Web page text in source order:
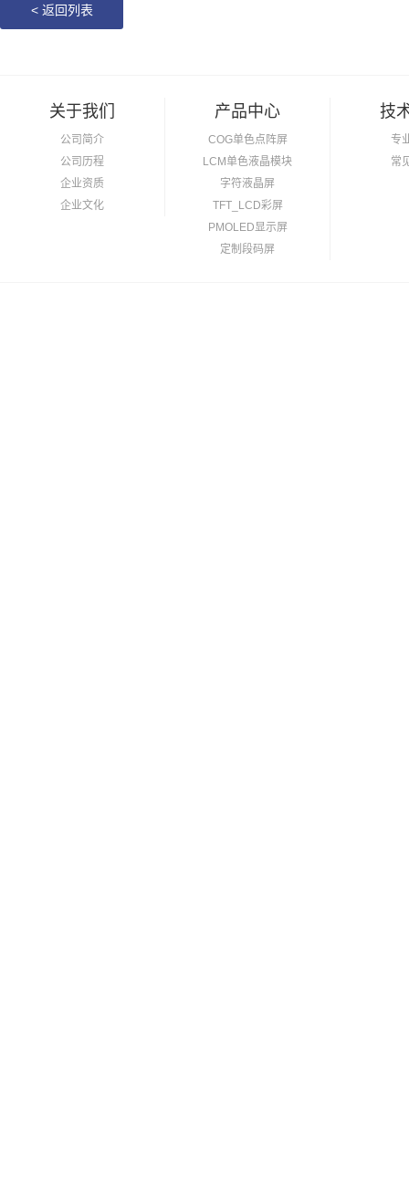
< 返回列表
关于我们
公司简介
公司历程
企业资质
企业文化
产品中心
COG单色点阵屏
LCM单色液晶模块
字符液晶屏
TFT_LCD彩屏
PMOLED显示屏
定制段码屏
技
专
常